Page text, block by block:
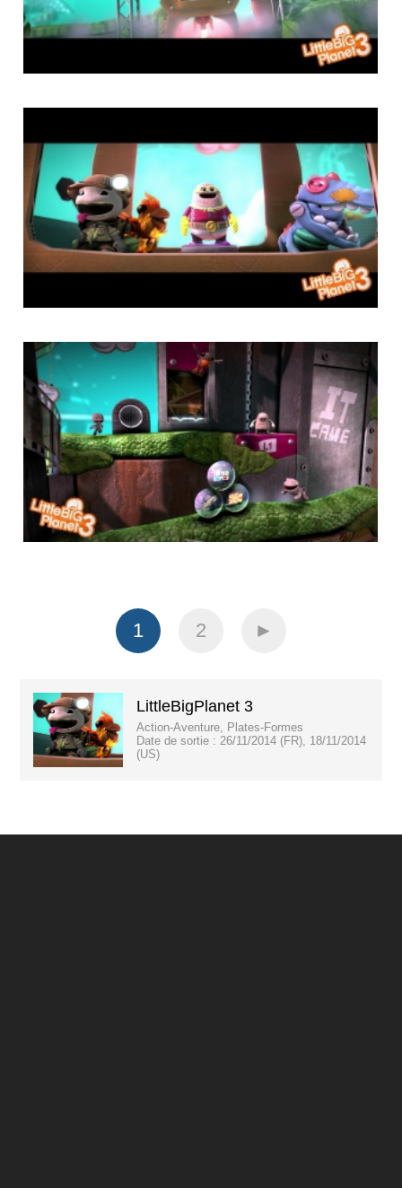
1 2 ►
LittleBigPlanet 3
Action-Aventure, Plates-Formes
Date de sortie :26/11/2014 (FR), 18/11/2014
(US)